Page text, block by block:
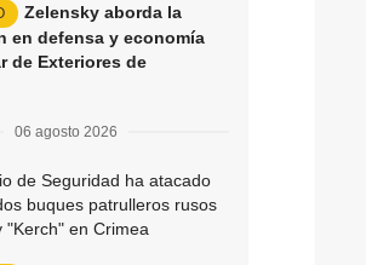
Zelensky aborda la
en defensa y economía
de Exteriores de
06 agosto 2026
de Seguridad ha atacado
buques patrulleros rusos
"Kerch" en Crimea